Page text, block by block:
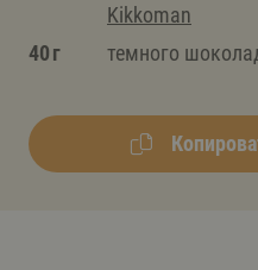
Kikkoman
40 г
темного